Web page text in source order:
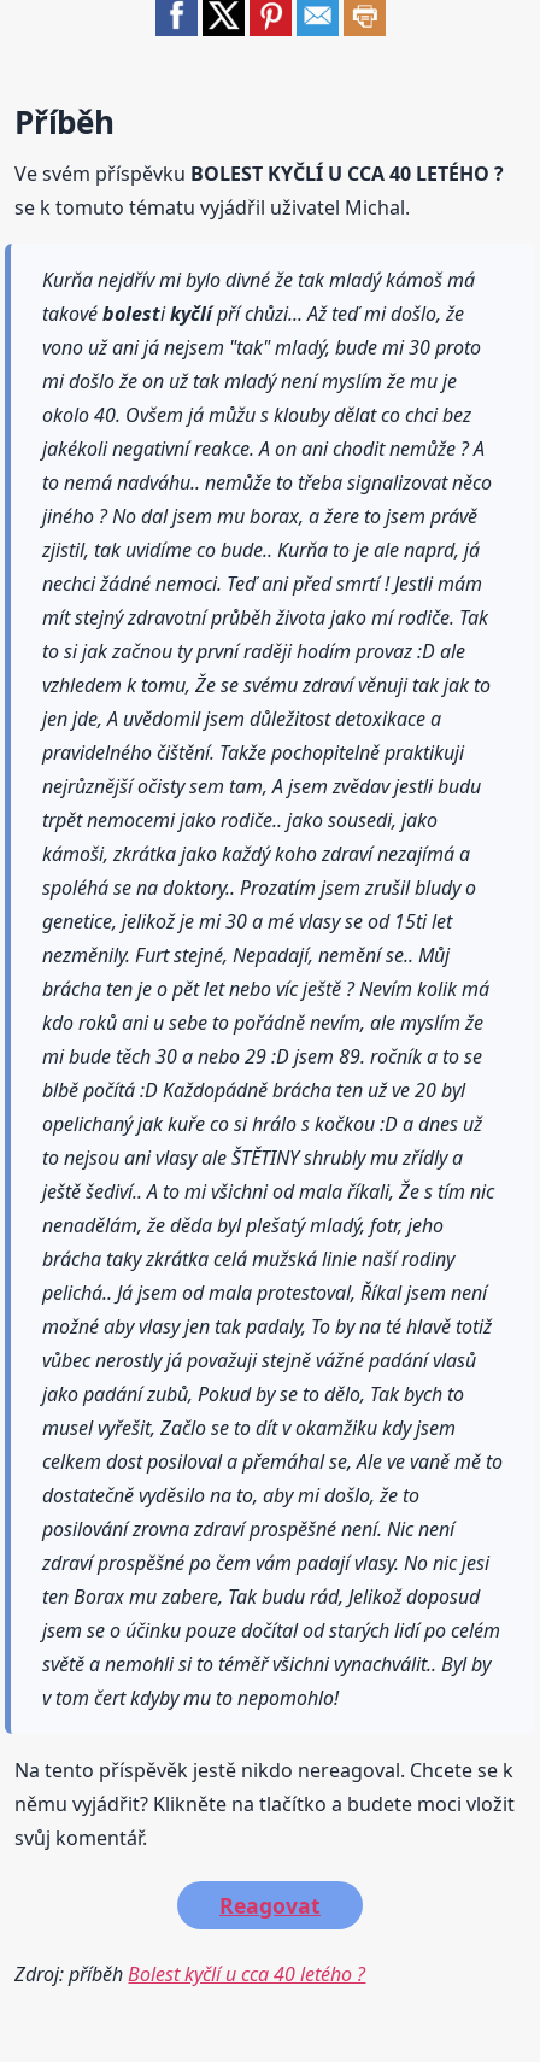
Příběh
Ve svém příspěvku BOLEST KYČLÍ U CCA 40 LETÉHO ?
se k tomuto tématu vyjádřil uživatel Michal.
Kurňa nejdřív mi bylo divné že tak mladý kámoš má
takovébolestikyčlípří chůzi... Až teď mi došlo, že
vono už ani já nejsem "tak" mladý, bude mi 30 proto
mi došlo že on už tak mladý není myslím že mu je
okolo 40. Ovšem já můžu s klouby dělat co chci bez
jakékoli negativní reakce. A on ani chodit nemůže ? A
to nemá nadváhu.. nemůže to třeba signalizovat něco
jiného ? No dal jsem mu borax, a žere to jsem právě
zjistil, tak uvidíme co bude.. Kurňa to je ale naprd, já
nechci žádné nemoci. Teď ani před smrtí ! Jestli mám
mít stejný zdravotní průběh života jako mí rodiče. Tak
to si jak začnou ty první raději hodím provaz :D ale
vzhledem k tomu, Že se svému zdraví věnuji tak jak to
jen jde, A uvědomil jsem důležitost detoxikace a
pravidelného čištění. Takže pochopitelně praktikuji
nejrůznější očisty sem tam, A jsem zvědav jestli budu
trpět nemocemi jako rodiče.. jako sousedi, jako
kámoši, zkrátka jako každý koho zdraví nezajímá a
spoléhá se na doktory.. Prozatím jsem zrušil bludy o
genetice, jelikož je mi 30 a mé vlasy se od 15ti let
nezměnily. Furt stejné, Nepadají, nemění se.. Můj
brácha ten je o pět let nebo víc ještě ? Nevím kolik má
kdo roků ani u sebe to pořádně nevím, ale myslím že
mi bude těch 30 a nebo 29 :D jsem 89. ročník a to se
blbě počítá :D Každopádně brácha ten už ve 20 byl
opelichaný jak kuře co si hrálo s kočkou :D a dnes už
to nejsou ani vlasy ale ŠTĚTINY shrubly mu zřídly a
ještě šediví.. A to mi všichni od mala říkali, Že s tím nic
nenadělám, že děda byl plešatý mladý, fotr, jeho
brácha taky zkrátka celá mužská linie naší rodiny
pelichá.. Já jsem od mala protestoval, Říkal jsem není
možné aby vlasy jen tak padaly, To by na té hlavě totiž
vůbec nerostly já považuji stejně vážné padání vlasů
jako padání zubů, Pokud by se to dělo, Tak bych to
musel vyřešit, Začlo se to dít v okamžiku kdy jsem
celkem dost posiloval a přemáhal se, Ale ve vaně mě to
dostatečně vyděsilo na to, aby mi došlo, že to
posilování zrovna zdraví prospěšné není. Nic není
zdraví prospěšné po čem vám padají vlasy. No nic jesi
ten Borax mu zabere, Tak budu rád, Jelikož doposud
jsem se o účinku pouze dočítal od starých lidí po celém
světě a nemohli si to téměř všichni vynachválit.. Byl by
v tom čert kdyby mu to nepomohlo!
Na tento příspěvěk jestě nikdo nereagoval. Chcete se k
němu vyjádřit? Klikněte na tlačítko a budete moci vložit
svůj komentář.
Reagovat
Zdroj: příběhBolest kyčlí u cca 40 letého ?